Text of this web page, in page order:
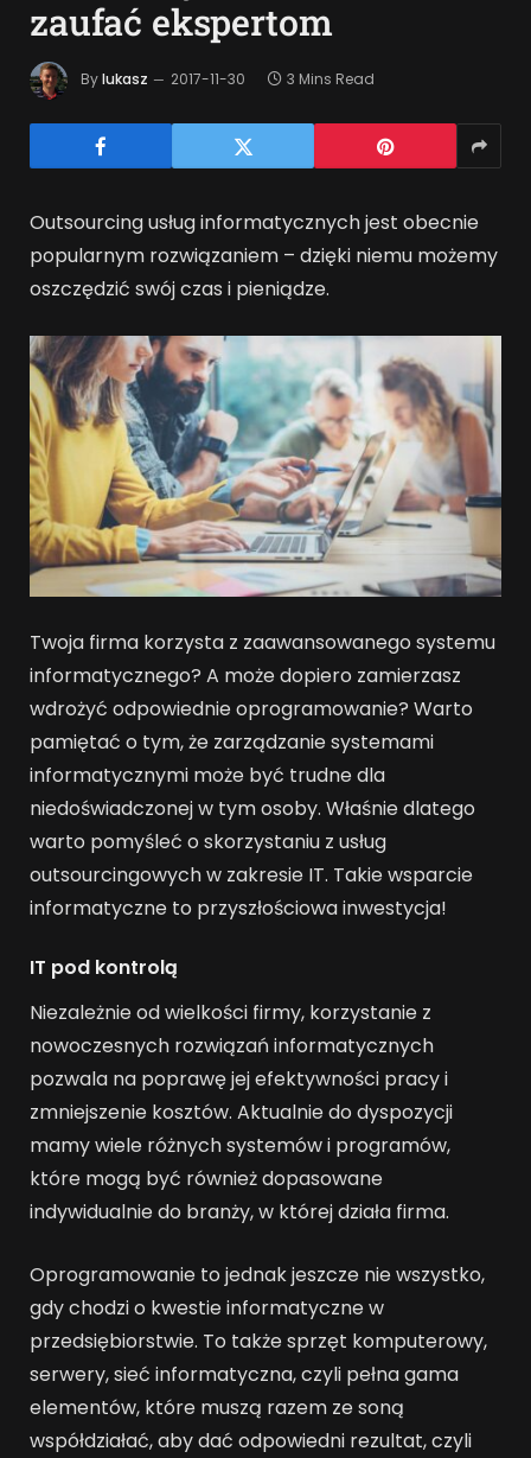
zaufać ekspertom
Bylukasz 2017-11-30 3 Mins Read
Outsourcing usług informatycznych jest obecnie
popularnym rozwiązaniem – dzięki niemu możemy
oszczędzić swój czas i pieniądze.
Twoja firma korzysta z zaawansowanego systemu
informatycznego? A może dopiero zamierzasz
wdrożyć odpowiednie oprogramowanie? Warto
pamiętać o tym, że zarządzanie systemami
informatycznymi może być trudne dla
niedoświadczonej w tym osoby. Właśnie dlatego
warto pomyśleć o skorzystaniu z usług
outsourcingowych w zakresie IT. Takie wsparcie
informatyczne to przyszłościowa inwestycja!
IT pod kontrolą
Niezależnie od wielkości firmy, korzystanie z
nowoczesnych rozwiązań informatycznych
pozwala na poprawę jej efektywności pracy i
zmniejszenie kosztów. Aktualnie do dyspozycji
mamy wiele różnych systemów i programów,
które mogą być również dopasowane
indywidualnie do branży, w której działa firma.
Oprogramowanie to jednak jeszcze nie wszystko,
gdy chodzi o kwestie informatyczne w
przedsiębiorstwie. To także sprzęt komputerowy,
serwery, sieć informatyczna, czyli pełna gama
elementów, które muszą razem ze soną
współdziałać, aby dać odpowiedni rezultat, czyli